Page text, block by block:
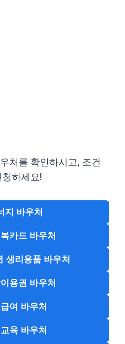
처를 확인하시고, 조건
하세요!
지 바우처
카드 바우처
생리용품 바우처
용권 바우처
여 바우처
육 바우처